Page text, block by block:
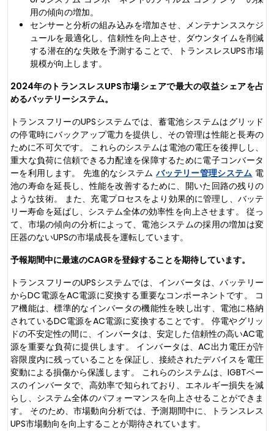
用の傾向の増加。
センサーと分析の組み込みを増加させ、メンテナンススケジ
ュールを最適化し、信頼性を向上させ、ダウンタイムを削減
する潜在的な失敗を予測することで、トランスレスUPS市場
規模が向上します。
2024年のトランスレスUPS市場シェアで最大の収益シェアを占
めるバッテリーシステム。
トランスフリーのUPSシステムでは、蓄電池システムはグリッド
の停電時にバックアップ電力を提供し、その管理は性能と長寿の
ために不可欠です。 これらのシステムは電池の電圧を後押しし、
重大な負荷に信頼できる力配達を保障するために電子コンバータ
ーを利用します。 先進的なシステム バッテリー管理システム 電
池の寿命を延長し、性能を改善するために、開いた回路の残りの
ような技術。 また、充電プロセスをより効果的に管理し、バッテ
リー寿命を延ばし、システム全体の効率性を向上させます。 従っ
て、市場の傾向の分析によって、電池システムの採用の増加は変
圧器のないUPSの市場成長を運転しています。
予報期間中に最速のCAGRを登録することを期待しています。
トランスフリーのUPSシステムでは、インバータは、バッテリー
からDC電源をAC電源に変換する重要なコンポーネントです。 コ
ア機能は、標準的なインバータの機能性を映し出す、電池に格納
されているDC電源をAC電源に変換することです。 停電やグリッ
ドの不安定性の間に、インバータは、安定した信頼性の高いAC電
源を重要な負荷に提供します。 インバータは、AC出力電圧が許
容限度内に残っていることを保証し、接続されたデバイスを電圧
変動による損傷から保護します。 これらのシステムは、IGBTベー
スのインバータで、高効率で知られており、エネルギー損失を減
らし、システム全体のパフォーマンスを向上させることができま
す。 そのため、市場動向分析では、予測期間中に、トランスレス
UPS市場動向を向上することが期待されています。